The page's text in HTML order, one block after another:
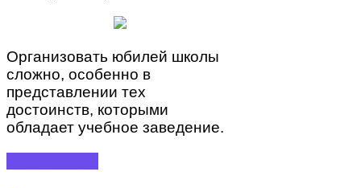
Организовать юбилей школы
сложно, особенно в
представлении тех
достоинств, которыми
обладает учебное заведение.